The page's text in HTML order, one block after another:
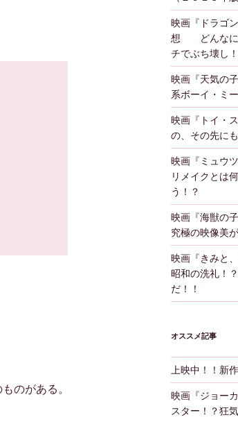
のがある。
映画『ドラゴ
想 どんなに
チでぶち壊し！
映画『天気の
系ボーイ・ミ
映画『トイ・
の、その先に
映画『ミュ
リメイクとは
う！？
映画『海獣の
究極の映像美
映画『きみと
昭和の洗礼！
だ！！
オススメ記事
上映中！！新
映画『ジョー
スター！？狂